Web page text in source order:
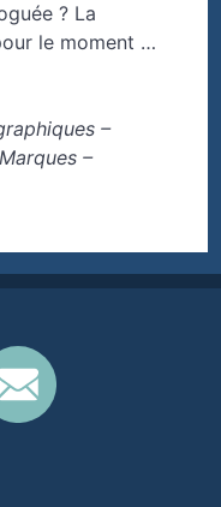
? La
le moment …
–
–